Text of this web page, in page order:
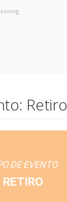
Retiro
DE EVENTO
RETIRO